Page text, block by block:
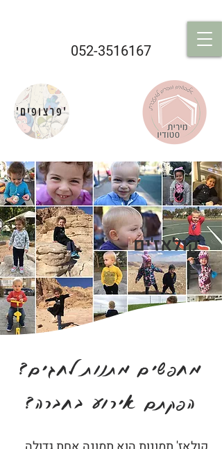
052-3516167
'פרצופים'
קולאז'ים
מחפשים מתנות לחגים?
הפקתם אירוע בחברה?